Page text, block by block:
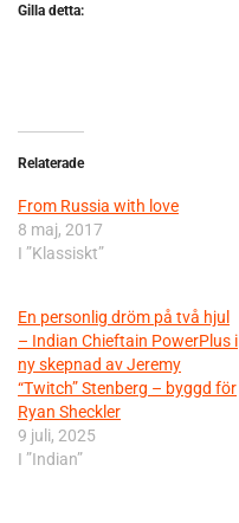
Gilla detta:
Relaterade
From Russia with love
8 maj, 2017
I ”Klassiskt”
En personlig dröm på två hjul
– Indian Chieftain PowerPlus i
ny skepnad av Jeremy
“Twitch” Stenberg – byggd för
Ryan Sheckler
9 juli, 2025
I ”Indian”